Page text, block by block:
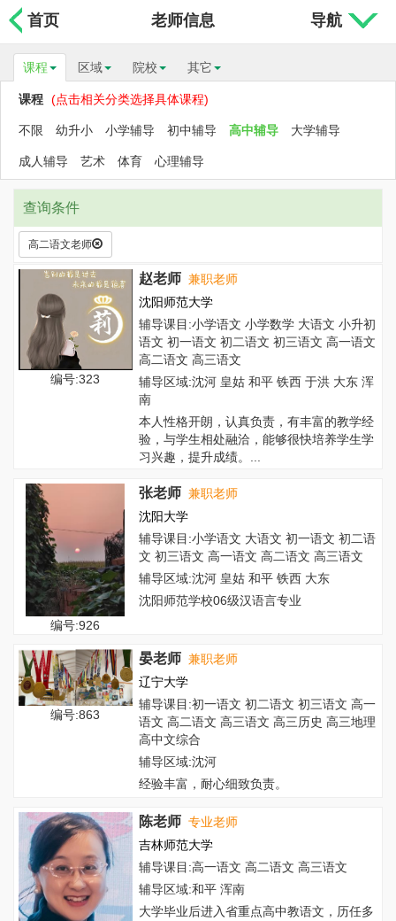
首页 老师信息 导航
课程 区域 院校 其它
课程 (点击相关分类选择具体课程)
不限 幼升小 小学辅导 初中辅导 高中辅导 大学辅导
成人辅导 艺术 体育 心理辅导
查询条件
高二语文老师
编号:323
赵老师 兼职老师
沈阳师范大学
辅导课目:小学语文 小学数学 大语文 小升初
语文 初一语文 初二语文 初三语文 高一语文
高二语文 高三语文
辅导区域:沈河 皇姑 和平 铁西 于洪 大东 浑
南
本人性格开朗，认真负责，有丰富的教学经
验，与学生相处融洽，能够很快培养学生学
习兴趣，提升成绩。...
编号:926
张老师 兼职老师
沈阳大学
辅导课目:小学语文 大语文 初一语文 初二语
文 初三语文 高一语文 高二语文 高三语文
辅导区域:沈河 皇姑 和平 铁西 大东
沈阳师范学校06级汉语言专业
编号:863
晏老师 兼职老师
辽宁大学
辅导课目:初一语文 初二语文 初三语文 高一
语文 高二语文 高三语文 高三历史 高三地理
高中文综合
辅导区域:沈河
经验丰富，耐心细致负责。
陈老师 专业老师
吉林师范大学
辅导课目:高一语文 高二语文 高三语文
辅导区域:和平 浑南
大学毕业后进入省重点高中教语文，历任多